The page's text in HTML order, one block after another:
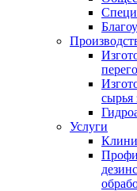
сырья
Услуги